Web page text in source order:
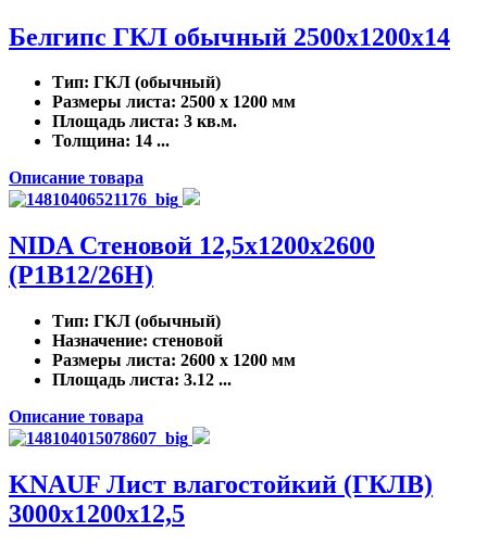
Белгипс ГКЛ обычный 2500х1200х14
Тип: ГКЛ (обычный)
Размеры листа: 2500 x 1200 мм
Площадь листа: 3 кв.м.
Толщина: 14 ...
Описание товара
NIDA Стеновой 12,5х1200х2600
(P1B12/26H)
Тип: ГКЛ (обычный)
Назначение: стеновой
Размеры листа: 2600 x 1200 мм
Площадь листа: 3.12 ...
Описание товара
KNAUF Лист влагостойкий (ГКЛВ)
3000x1200x12,5